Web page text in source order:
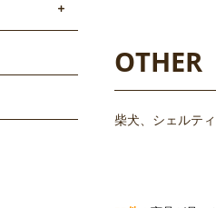
OTHER
柴犬、シェルテ